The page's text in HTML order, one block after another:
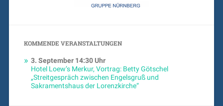
KOMMENDE VERANSTALTUNGEN
3. September14:30 Uhr
Hotel Loew’s Merkur, Vortrag: Betty Götschel
„Streitgespräch zwischen Engelsgruß und
Sakramentshaus der Lorenzkirche“